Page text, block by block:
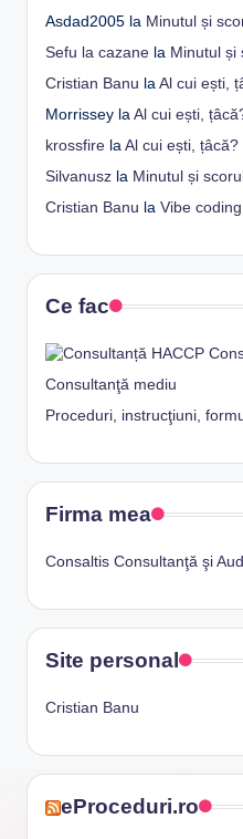
Asdad2005 la Minutul și
Sefu la cazane la Minutul și
Cristian Banu la Al cui ești,
Morrissey la Al cui ești,
krossfire la Al cui ești, țâcă?
Silvanusz la Minutul și
Cristian Banu la Vibe
Ce fac
Consultanţă mediu
Proceduri, instrucţiuni,
Firma mea
Consaltis Consultanţă şi
Site personal
Cristian Banu
eProceduri.ro